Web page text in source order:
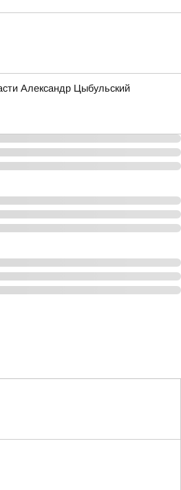
Александр Цыбульский